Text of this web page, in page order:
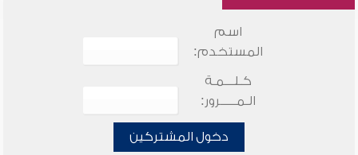
اسم
المستخدم:
كـلـــمـة
الـمـــــرور:
دخول المشتركين